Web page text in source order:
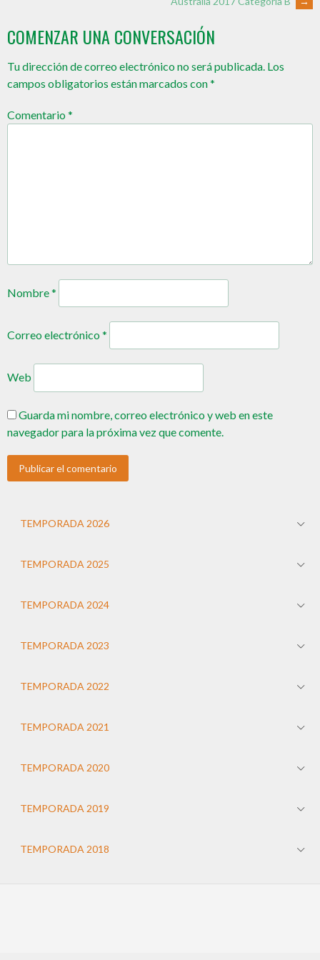
COMENZAR UNA CONVERSACIÓN
Tu dirección de correo electrónico no será publicada. Los
campos obligatorios están marcados con*
Comentario*
Nombre*
Correo electrónico*
Web
Guarda mi nombre, correo electrónico y web en este
navegador para la próxima vez que comente.
TEMPORADA 2026
TEMPORADA 2025
TEMPORADA 2024
TEMPORADA 2023
TEMPORADA 2022
TEMPORADA 2021
TEMPORADA 2020
TEMPORADA 2019
TEMPORADA 2018